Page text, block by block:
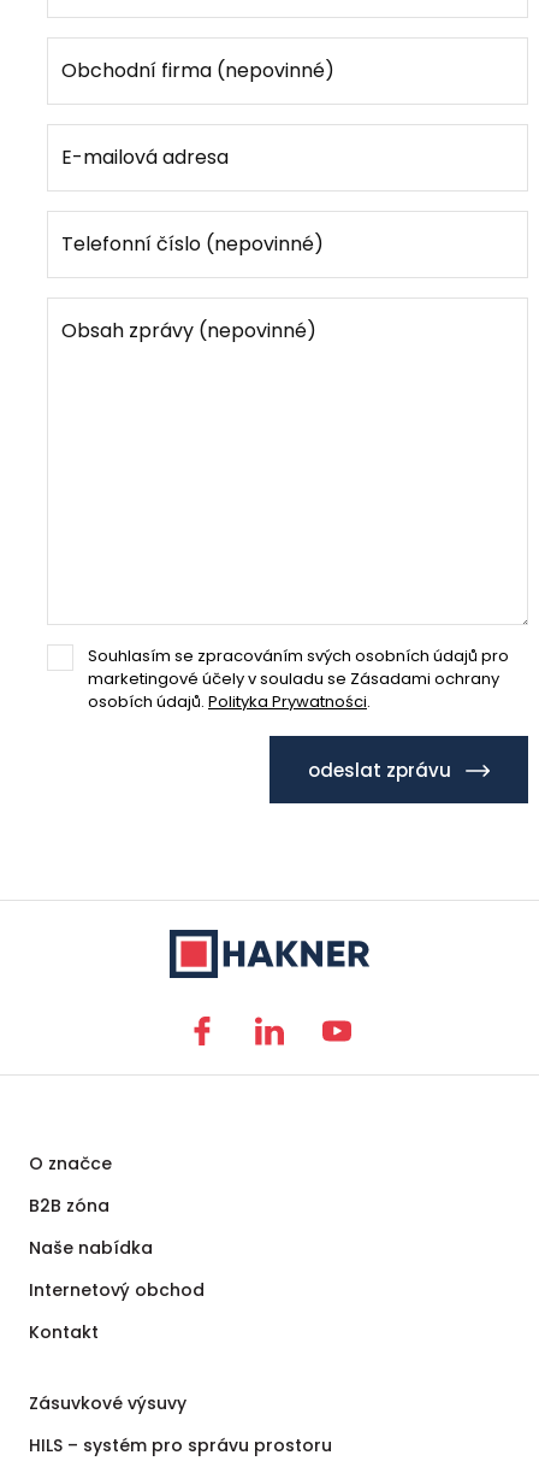
Souhlasím se zpracováním svých osobních údajů pro
marketingové účely v souladu se Zásadami ochrany
osobích údajů. Polityka Prywatności.
odeslat zprávu
O značce
B2B zóna
Naše nabídka
Internetový obchod
Kontakt
Zásuvkové výsuvy
HILS – systém pro správu prostoru